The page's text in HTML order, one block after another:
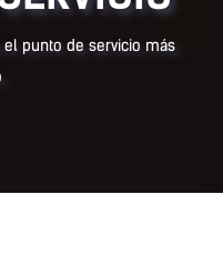
punto de servicio más